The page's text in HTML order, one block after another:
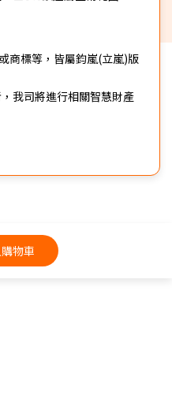
商標等，皆屬鈞嵐(立嵐)版
我司將進行相關智慧財產
物車